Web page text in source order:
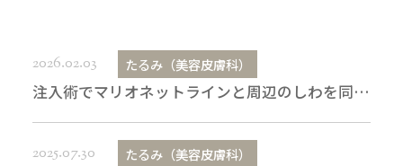
2026.02.03 たるみ（美容皮膚科）
注入術でマリオネットラインと周辺のしわを同時に消す
2025.07.30 たるみ（美容皮膚科）